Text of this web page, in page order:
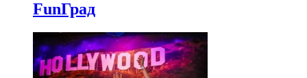
FunГрад